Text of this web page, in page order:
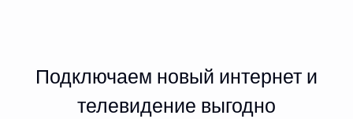
Подключаем новый интернет и
телевидение выгодно